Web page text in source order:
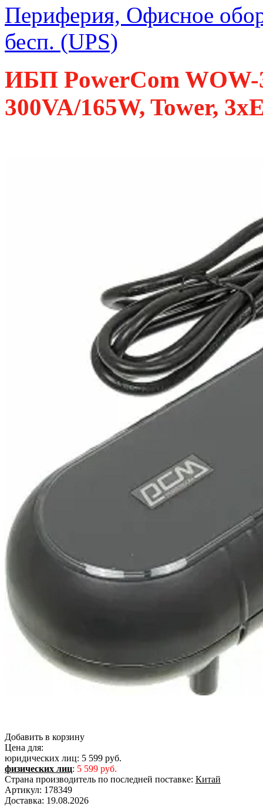
Периферия, Офисное
бесп. (UPS)
ИБП PowerCom
300VA/165W, Tower,
Добавить в корзину
Цена для:
юридических лиц: 5 599 руб.
физических лиц: 5 599 руб.
Страна производитель по последней поставке: Китай
Артикул: 178349
Доставка: 19.08.2026